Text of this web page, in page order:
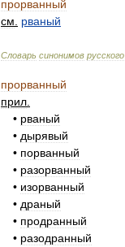
прорванный
см
рваный
Словарь синонимов русского
прорванный
прил
• рваный
• дырявый
• порванный
• разорванный
• изорванный
• драный
• продранный
• разодранный